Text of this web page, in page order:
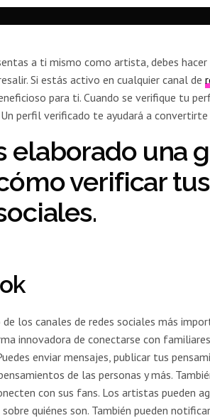
a ti mismo como artista, debes
Si estás activo en cualquier canal de
para ti. Cuando se verifique tu
perfil verificado te ayudará a
elaborado una
verificar
de los canales de redes sociales más
innovadora de conectarse con
enviar mensajes, publicar tus
de las personas y más.
con sus fans. Los artistas pueden
quiénes son. También pueden